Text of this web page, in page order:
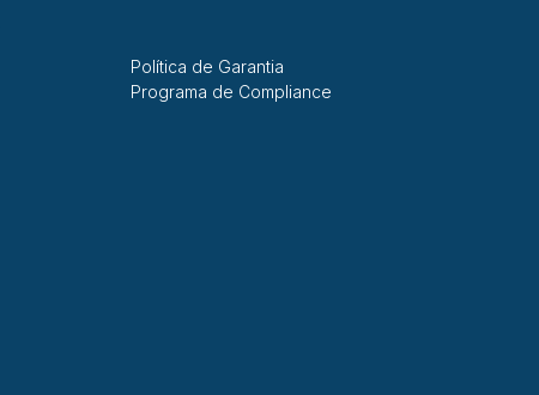
Política de Garantia
Programa de Compliance